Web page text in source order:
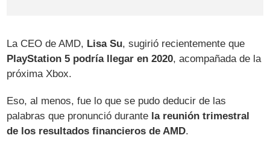
La CEO de AMD, Lisa Su, sugirió recientemente que
PlayStation 5 podría llegar en 2020, acompañada de la
próxima Xbox.
Eso, al menos, fue lo que se pudo deducir de las
palabras que pronunció durante la reunión trimestral
de los resultados financieros de AMD.